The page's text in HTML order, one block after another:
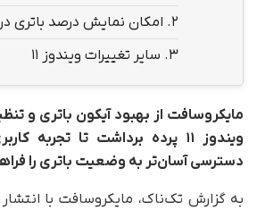
2. امکان نمایش درصد باتری
3. سایر تغییرات ویندوز ۱۱
مایکروسافت از بهبود آیکون باتری و
ویندوز ۱۱ پرده برداشت تا
دسترسی آسان‌تر به وضعیت باتری را
به گزارش تک‌ناک، مایکروسافت با انتشار